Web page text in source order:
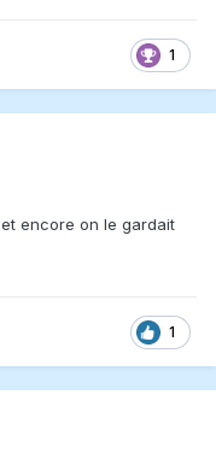
1
encore on le gardait
1